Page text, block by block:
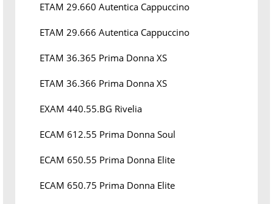
ETAM 29.660 Autentica Cappuccino
ETAM 29.666 Autentica Cappuccino
ETAM 36.365 Prima Donna XS
ETAM 36.366 Prima Donna XS
EXAM 440.55.BG Rivelia
ECAM 612.55 Prima Donna Soul
ECAM 650.55 Prima Donna Elite
ECAM 650.75 Prima Donna Elite